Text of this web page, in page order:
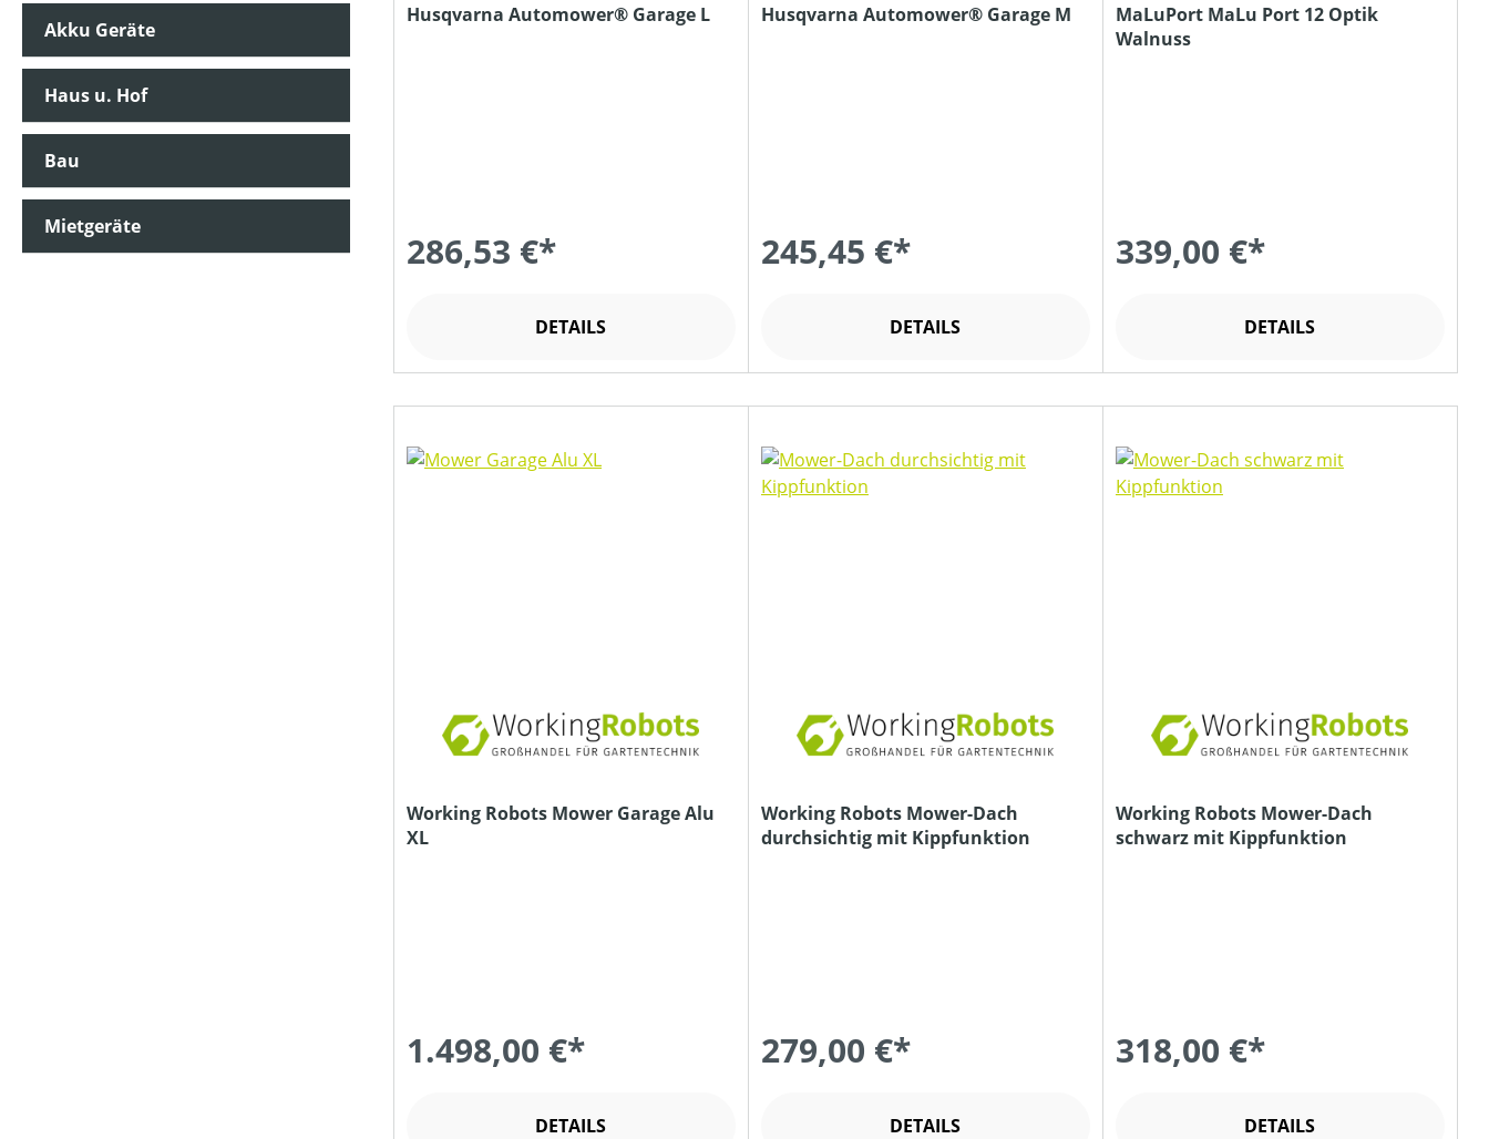
Akku Geräte
Haus u. Hof
Bau
Mietgeräte
Husqvarna Automower® Garage L
286,53 €*
DETAILS
Husqvarna Automower® Garage M
245,45 €*
DETAILS
MaLuPort MaLu Port 12 Optik
Walnuss
339,00 €*
DETAILS
Working Robots Mower Garage Alu
XL
1.498,00 €*
DETAILS
Working Robots Mower-Dach
durchsichtig mit Kippfunktion
279,00 €*
DETAILS
Working Robots Mower-Dach
schwarz mit Kippfunktion
318,00 €*
DETAILS